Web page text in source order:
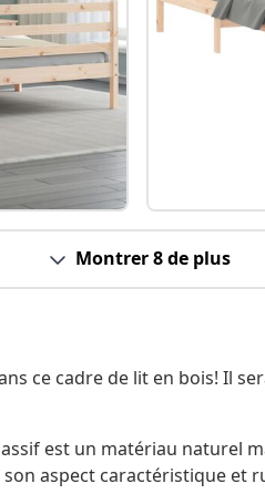
Montrer 8 de plus
ce cadre de lit en bois! Il
est un matériau naturel
aspect caractéristique et